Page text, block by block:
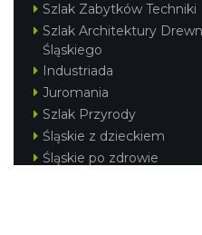
Szlak Zabytków Techniki
Szlak Architektury
Śląskiego
Industriada
Juromania
Szlak Przyrody
Śląskie z dzieckiem
Śląskie po zdrowie